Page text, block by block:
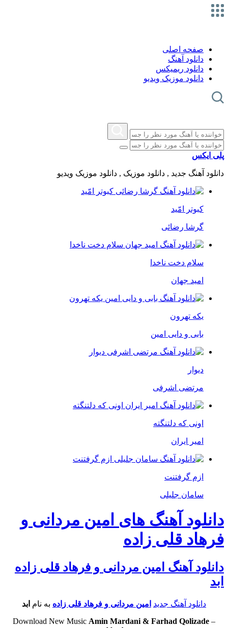
صفحه اصلی
دانلود آهنگ
دانلود ریمیکس
دانلود موزیک ویدیو
پلی ایکس
دانلود آهنگ جدید , دانلود موزیک , دانلود موزیک ویدیو
کبوتر امّید
گرشا رضائی
سلام دخت ناخدا
امید جهان
یکه تهرون
بابی و دایی امین
دیوار
مرتضی اشرفی
اونی که دلتنگته
امیر ایران
ازم گرفتنت
سامان جلیلی
دانلود آهنگ های امین مردانی و
فرهاد قلی زاده
دانلود آهنگ امین مردانی و فرهاد قلی زاده
ابد
دانلود آهنگ جدید امین مردانی و فرهاد قلی زاده به نام ابد
Download New Music Amin Mardani & Farhad Qolizade –